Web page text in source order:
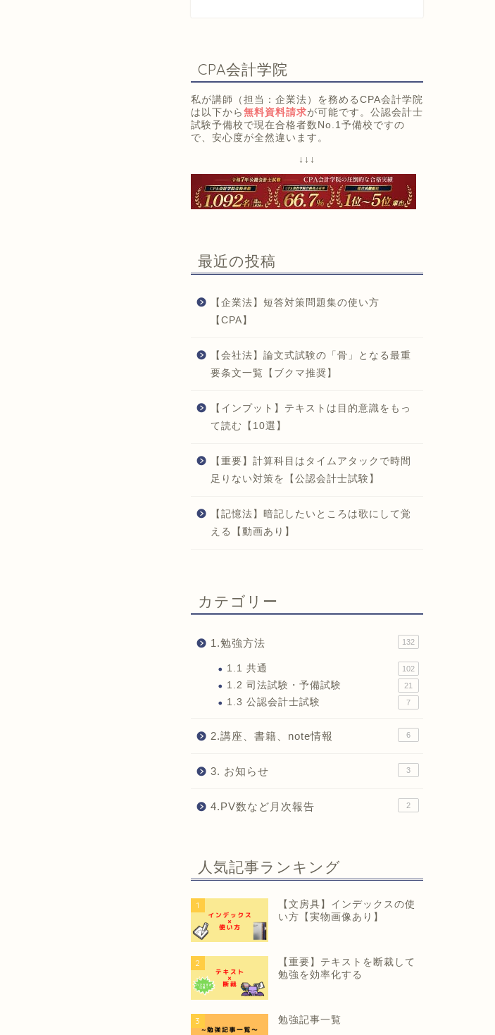
CPA会計学院
私が講師（担当：企業法）を務めるCPA会計学院
は以下から 無料資料請求が可能です。公認会計士
試験予備校で現在合格者数No.1予備校ですの
で、安心度が全然違います。
↓↓↓
最近の投稿
【企業法】短答対策問題集の使い方
【CPA】
【会社法】論文式試験の「骨」となる最重
要条文一覧【ブクマ推奨】
【インプット】テキストは目的意識をもっ
て読む【10選】
【重要】計算科目はタイムアタックで時間
足りない対策を【公認会計士試験】
【記憶法】暗記したいところは歌にして覚
える【動画あり】
カテゴリー
1.勉強方法 132
1.1 共通 102
1.2 司法試験・予備試験 21
1.3 公認会計士試験 7
2.講座、書籍、note情報 6
3. お知らせ 3
4.PV数など月次報告 2
人気記事ランキング
1
【文房具】インデックスの使
い方【実物画像あり】
2
【重要】テキストを断裁して
勉強を効率化する
3 勉強記事一覧